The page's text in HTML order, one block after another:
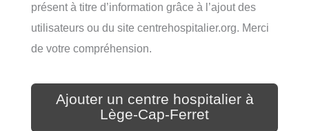
présent à titre d’information grâce à l’ajout des
utilisateurs ou du site centrehospitalier.org. Merci
de votre compréhension.
Ajouter un centre hospitalier à
Lège-Cap-Ferret